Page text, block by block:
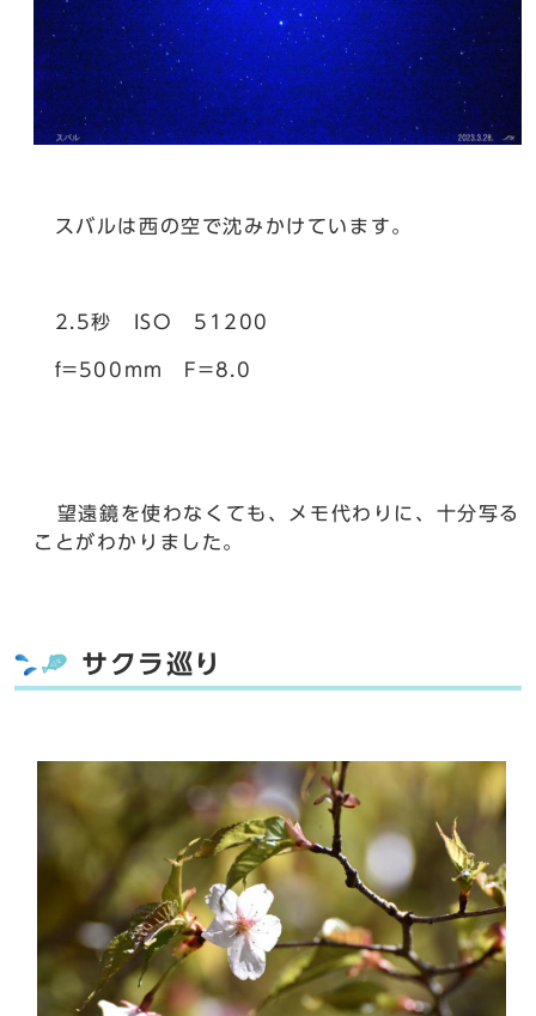
スバルは西の空で沈みかけています。
2.5秒 ISO 51200
f=500mm F=8.0
望遠鏡を使わなくても、メモ代わりに、十分写る
ことがわかりました。
サクラ巡り